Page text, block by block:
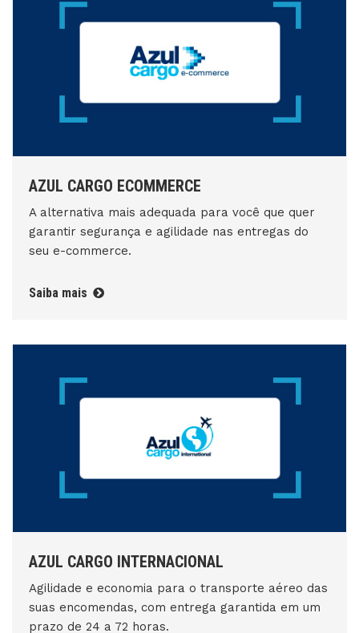
AZUL CARGO ECOMMERCE
A alternativa mais adequada para você que quer
garantir segurança e agilidade nas entregas do
seu e-commerce.
Saiba mais
AZUL CARGO INTERNACIONAL
Agilidade e economia para o transporte aéreo das
suas encomendas, com entrega garantida em um
prazo de 24 a 72 horas.